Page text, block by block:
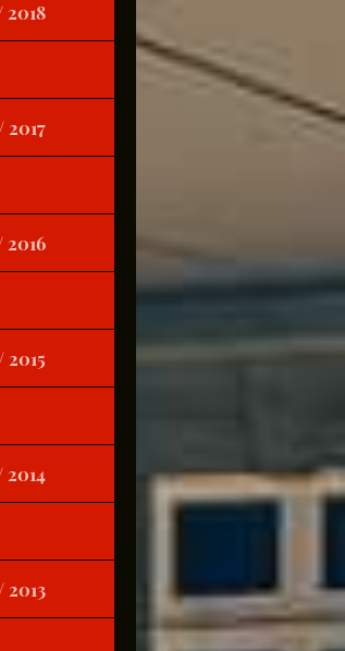
2018
2017
2016
2015
2014
2013